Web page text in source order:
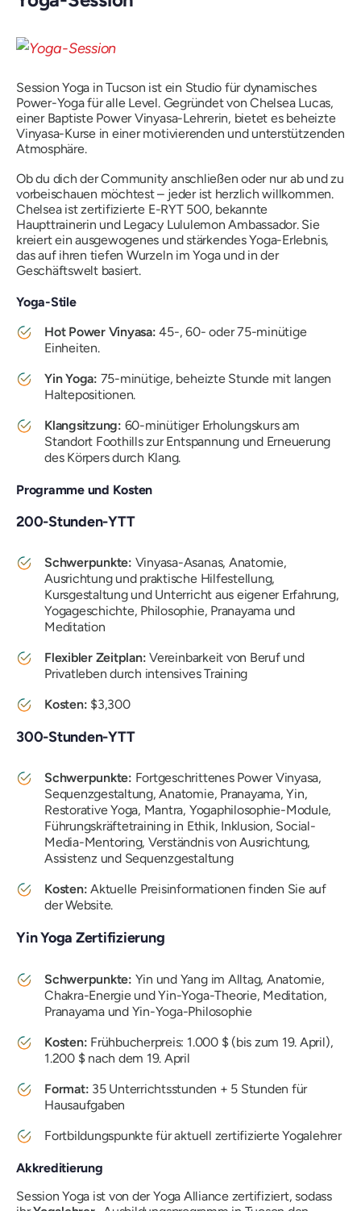
Session Yoga in Tucson ist ein Studio für dynamisches
Power-Yoga für alle Level. Gegründet von Chelsea Lucas,
einer Baptiste Power Vinyasa-Lehrerin, bietet es beheizte
Vinyasa-Kurse in einer motivierenden und unterstützenden
Atmosphäre.
Ob du dich der Community anschließen oder nur ab und zu
vorbeischauen möchtest – jeder ist herzlich willkommen.
Chelsea ist zertifizierte E-RYT 500, bekannte
Haupttrainerin und Legacy Lululemon Ambassador. Sie
kreiert ein ausgewogenes und stärkendes Yoga-Erlebnis,
das auf ihren tiefen Wurzeln im Yoga und in der
Geschäftswelt basiert.
Yoga-Stile
Hot Power Vinyasa:45-, 60- oder 75-minütige
Einheiten.
Yin Yoga: 75-minütige, beheizte Stunde mit langen
Haltepositionen.
Klangsitzung: 60-minütiger Erholungskurs am
Standort Foothills zur Entspannung und Erneuerung
des Körpers durch Klang.
Programme und Kosten
200-Stunden-YTT
Schwerpunkte: Vinyasa-Asanas, Anatomie,
Ausrichtung und praktische Hilfestellung,
Kursgestaltung und Unterricht aus eigener Erfahrung,
Yogageschichte, Philosophie, Pranayama und
Meditation
Flexibler Zeitplan:Vereinbarkeit von Beruf und
Privatleben durch intensives Training
Kosten: $3,300
300-Stunden-YTT
Schwerpunkte: Fortgeschrittenes Power Vinyasa,
Sequenzgestaltung, Anatomie, Pranayama, Yin,
Restorative Yoga, Mantra, Yogaphilosophie-Module,
Führungskräftetraining in Ethik, Inklusion, Social-
Media-Mentoring, Verständnis von Ausrichtung,
Assistenz und Sequenzgestaltung
Kosten: Aktuelle Preisinformationen finden Sie auf
der Website.
Yin Yoga Zertifizierung
Schwerpunkte: Yin und Yang im Alltag, Anatomie,
Chakra-Energie und Yin-Yoga-Theorie, Meditation,
Pranayama und Yin-Yoga-Philosophie
Kosten: Frühbucherpreis: 1.000 $ (bis zum 19. April),
1.200 $ nach dem 19. April
Format: 35 Unterrichtsstunden + 5 Stunden für
Hausaufgaben
Fortbildungspunkte für aktuell zertifizierte Yogalehrer
Akkreditierung
Session Yoga ist von der Yoga Alliance zertifiziert, sodass